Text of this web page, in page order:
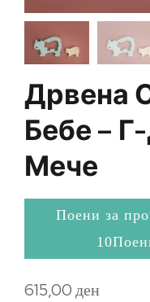
Дрвена
Бебе –
Мече
Поени за
615,00ден